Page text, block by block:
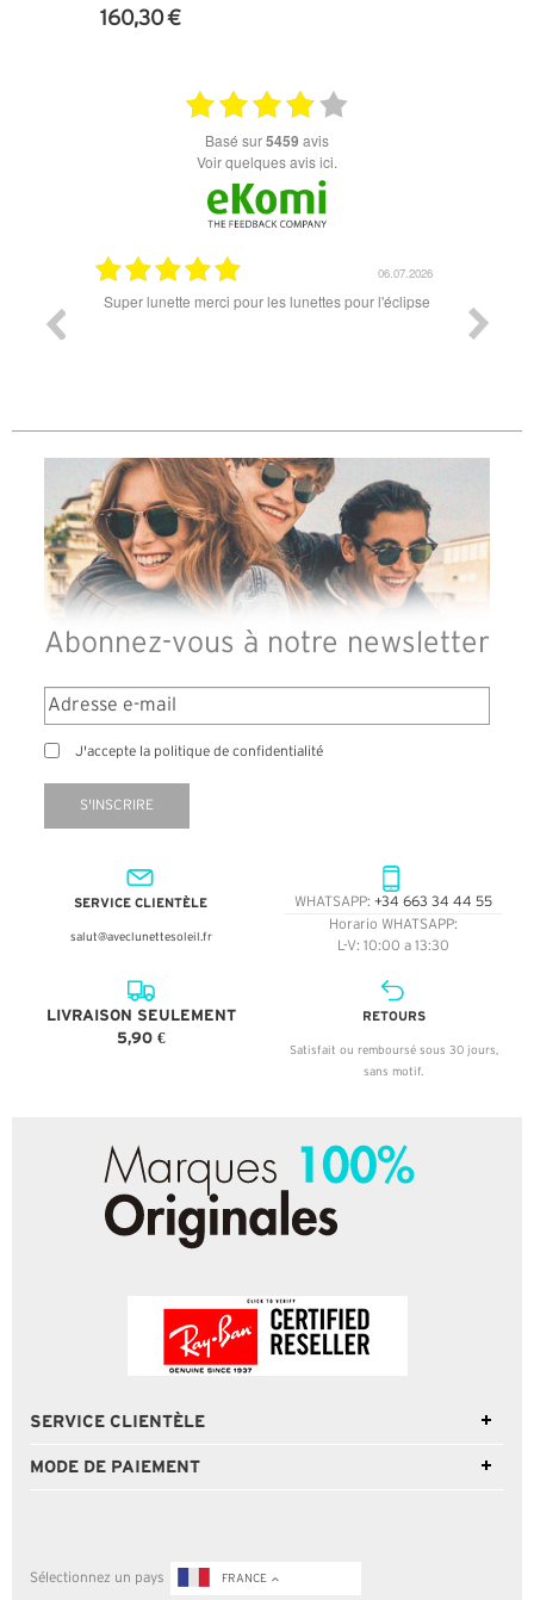
160,30 €
basé sur5459 avis
Voir quelques avis ici.
06.07.2026
Super lunette merci pour les lunettes pour l'éclipse
Abonnez-vous à notre newsletter
J'accepte la politique de confidentialité
S'INSCRIRE
SERVICE CLIENTÈLE
salut@aveclunettesoleil.fr
WHATSAPP: +34 663 34 44 55
Horario WHATSAPP:
L-V: 10:00 a 13:30
LIVRAISON SEULEMENT
5,90 €
RETOURS
Satisfait ou remboursé sous 30 jours,
sans motif.
SERVICE CLIENTÈLE
MODE DE PAIEMENT
Sélectionnez un pays FRANCE